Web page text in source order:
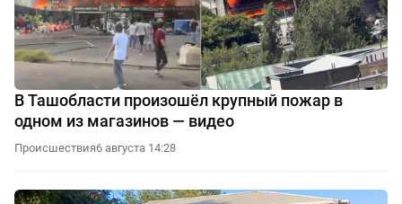
В Ташобласти произошёл крупный пожар в
одном из магазинов — видео
Происшествия6 августа 14:28